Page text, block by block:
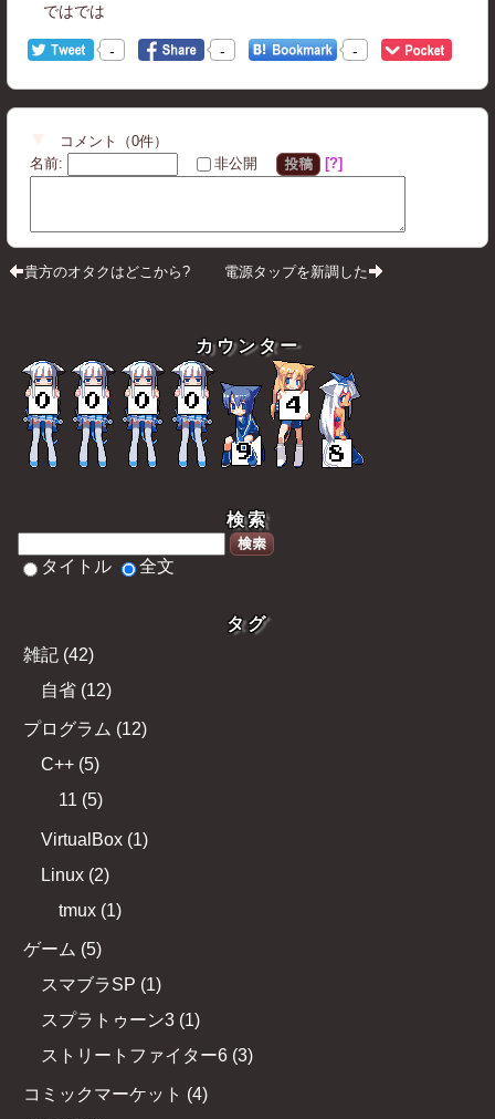
ではでは
- - -
コメント （0件）
名前: 非公開 投稿 ?
貴方のオタクはどこから? 電源タップを新調した
カウンター
検索
検索
タイトル 全文
タグ
雑記 (42)
自省 (12)
プログラム (12)
C++ (5)
11 (5)
VirtualBox (1)
Linux (2)
tmux (1)
ゲーム (5)
スマブラSP (1)
スプラトゥーン3 (1)
ストリートファイター6 (3)
コミックマーケット (4)